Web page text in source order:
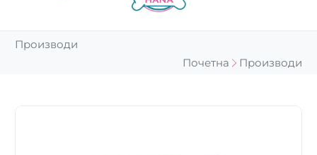
Производи
Почетна
Производи